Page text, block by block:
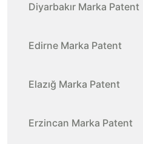
Diyarbakır Marka Patent
Edirne Marka Patent
Elazığ Marka Patent
Erzincan Marka Patent